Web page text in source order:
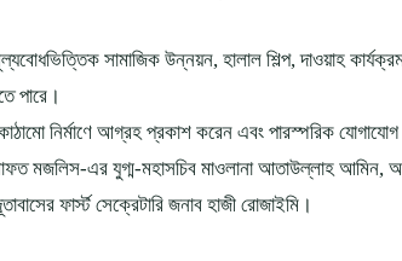
সামাজিক উন্নয়ন, হালাল শিল্প, দাওয়াহ
পারে।
নির্মাণে আগ্রহ প্রকাশ করেন এবং পারস্পরিক
মজলিস-এর যুগ্ম-মহাসচিব মাওলানা আতাউল্লাহ আমিন,
ফার্স্ট সেক্রেটারি জনাব হাজী রোজাইমি।